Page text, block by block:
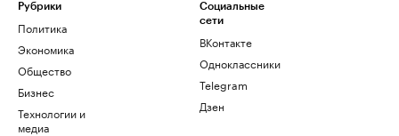
Рубрики
Политика
Экономика
Общество
Бизнес
Технологии и
медиа
Социальные
сети
ВКонтакте
Одноклассники
Telegram
Дзен